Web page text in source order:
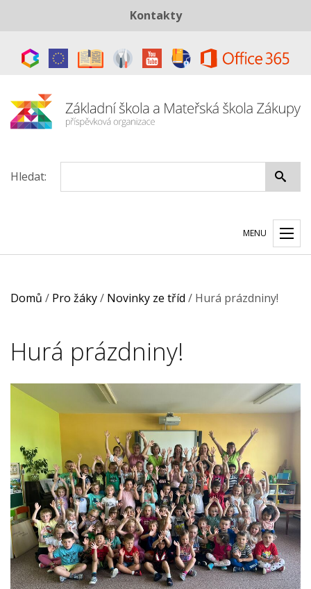
Kontakty
Datová schránka:ye8cp64
Hledat:
MENU
Domů / Pro žáky/ Novinky ze tříd / Hurá prázdniny!
Hurá prázdniny!